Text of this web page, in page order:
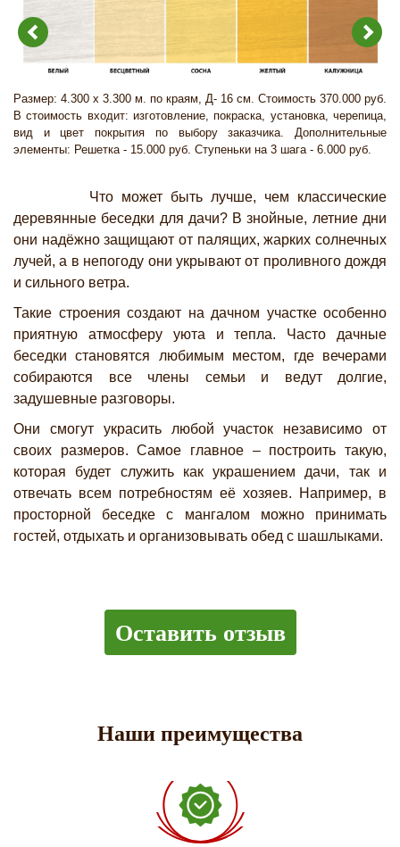
Размер: 4.300 х 3.300 м. по краям, Д- 16 см. Стоимость 370.000 руб.
В стоимость входит: изготовление, покраска, установка, черепица,
вид и цвет покрытия по выбору заказчика. Дополнительные
элементы: Решетка - 15.000 руб. Ступеньки на 3 шага - 6.000 руб.
Что может быть лучше, чем классические
деревянные беседки для дачи? В знойные, летние дни
они надёжно защищают от палящих, жарких солнечных
лучей, а в непогоду они укрывают от проливного дождя
и сильного ветра.
Такие строения создают на дачном участке особенно
приятную атмосферу уюта и тепла. Часто дачные
беседки становятся любимым местом, где вечерами
собираются все члены семьи и ведут долгие,
задушевные разговоры.
Они смогут украсить любой участок независимо от
своих размеров. Самое главное – построить такую,
которая будет служить как украшением дачи, так и
отвечать всем потребностям её хозяев. Например, в
просторной беседке с мангалом можно принимать
гостей, отдыхать и организовывать обед с шашлыками.
Оставить отзыв
Наши преимущества